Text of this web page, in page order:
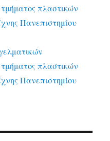
πλαστικών
Πανεπιστημίου
πλαστικών
Πανεπιστημίου